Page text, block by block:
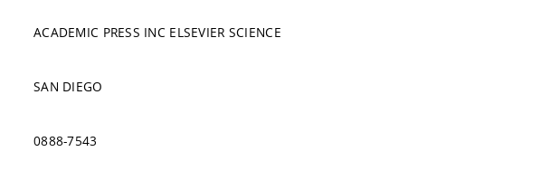
ACADEMIC PRESS INC ELSEVIER SCIENCE
SAN DIEGO
0888-7543